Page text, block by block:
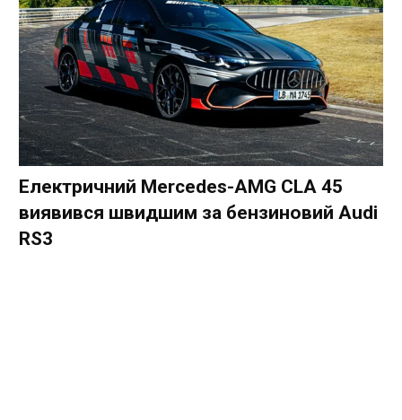
Електричний Mercedes-AMG CLA 45
виявився швидшим за бензиновий Audi
RS3